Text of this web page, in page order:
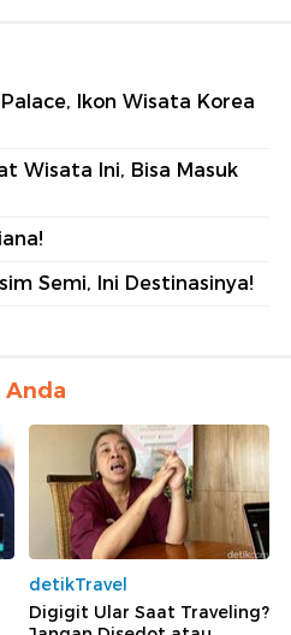
Ikon Wisata Korea
Wisata Ini, Bisa Masuk
Semi, Ini Destinasinya!
Anda
detikTravel
Digigit Ular Saat Traveling?